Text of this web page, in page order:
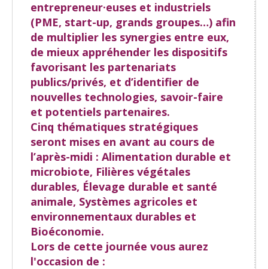
entrepreneur·euses et industriels
(PME, start-up, grands groupes…) afin
de multiplier les synergies entre eux,
de mieux appréhender les dispositifs
favorisant les partenariats
publics/privés, et d’identifier de
nouvelles technologies, savoir-faire
et potentiels partenaires.
Cinq thématiques stratégiques
seront mises en avant au cours de
l’après-midi : Alimentation durable et
microbiote, Filières végétales
durables, Élevage durable et santé
animale, Systèmes agricoles et
environnementaux durables et
Bioéconomie.
Lors de cette journée vous aurez
l'occasion de :